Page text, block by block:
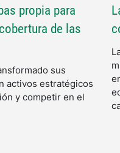
propia para
de las
sus
activos estratégicos
y competir en el